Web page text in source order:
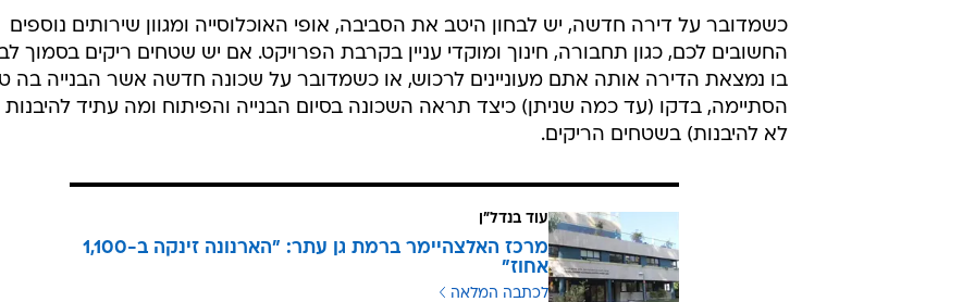
כשמדובר על דירה חדשה, יש לבחון היטב את הסביבה, אופי האוכלוסייה ומגוון שירותים נוספים
החשובים לכם, כגון תחבורה, חינוך ומוקדי עניין בקרבת הפרויקט. אם יש שטחים ריקים בסמוך
בו נמצאת הדירה אותה אתם מעוניינים לרכוש, או כשמדובר על שכונה חדשה אשר הבנייה בה
הסתיימה, בדקו (עד כמה שניתן) כיצד תראה השכונה בסיום הבנייה והפיתוח ומה עתיד להיבנות
לא להיבנות) בשטחים הריקים.
עוד בנדל"ן
מרכז האלצהיימר ברמת גן עתר: "הארנונה זינקה ב-1,100
אחוז"
לכתבה המלאה